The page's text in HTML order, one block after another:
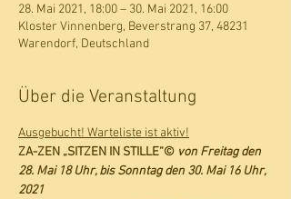
28. Mai 2021, 18:00 – 30. Mai 2021, 16:00
Kloster Vinnenberg, Beverstrang 37, 48231
Warendorf, Deutschland
Über die Veranstaltung
Ausgebucht! Warteliste ist aktiv!
ZA-ZEN „SITZEN IN STILLE“© von Freitag den
28. Mai 18 Uhr, bis Sonntag den 30. Mai 16 Uhr,
2021